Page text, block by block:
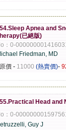
Apnea and
已絕版)
：0-
Friedman, MD
價 - 11000 (熱賣價)-
Head and
：0-
Guy J